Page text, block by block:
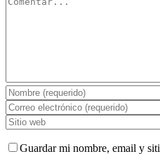
Guardar mi nombre, email y